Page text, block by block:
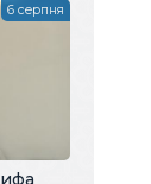
6 серпня